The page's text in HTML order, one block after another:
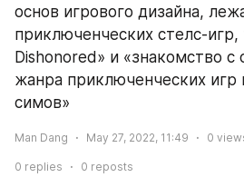
основ игрового дизайна,
приключенческих стелс-игр,
Dishonored» и «знакомство с
жанра приключенческих игр
симов»
Man Dang May 27, 2022, 11:49 0
0 replies 0 reposts